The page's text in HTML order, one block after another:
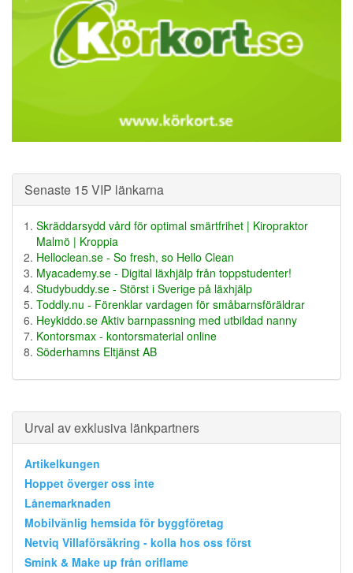
Senaste 15 VIP länkarna
Skräddarsydd vård för optimal smärtfrihet | Kiropraktor
Malmö | Kroppia
Helloclean.se - So fresh, so Hello Clean
Myacademy.se - Digital läxhjälp från toppstudenter!
Studybuddy.se - Störst i Sverige på läxhjälp
Toddly.nu - Förenklar vardagen för småbarnsföräldrar
Heykiddo.se Aktiv barnpassning med utbildad nanny
Kontorsmax - kontorsmaterial online
Söderhamns Eltjänst AB
Urval av exklusiva länkpartners
Artikelkungen
Hoppet överger oss inte
Lånemarknaden
Mobilvänlig hemsida för byggföretag
Netviq Villaförsäkring - kolla hos oss först
Smink & Make up från oriflame